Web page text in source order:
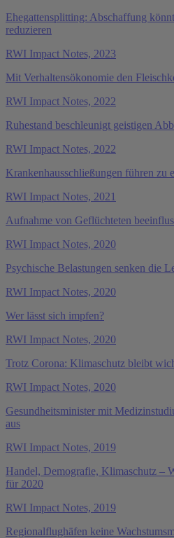
Ehegattensplitting: Abschaffung
reduzieren
RWI Impact Notes, 2023
Mit Verhaltensökonomie den
RWI Impact Notes, 2022
Ruhestand beschleunigt geistigen
RWI Impact Notes, 2022
Krankenhausschließungen führen zu
RWI Impact Notes, 2021
Aufnahme von Geflüchteten
RWI Impact Notes, 2020
Psychische Belastungen senken die
RWI Impact Notes, 2020
Wer lässt sich impfen?
RWI Impact Notes, 2020
Trotz Corona: Klimaschutz bleibt
RWI Impact Notes, 2020
Gesundheitsminister mit
aus
RWI Impact Notes, 2019
Handel, Demografie, Klimaschutz –
für 2020
RWI Impact Notes, 2019
Regionalflughäfen keine